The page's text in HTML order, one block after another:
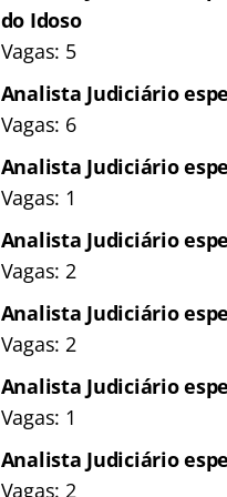
do Idoso
Vagas: 5
Analista Judiciário
Vagas: 6
Analista Judiciário
Vagas: 1
Analista Judiciário
Vagas: 2
Analista Judiciário
Vagas: 2
Analista Judiciário
Vagas: 1
Analista Judiciário
Vagas: 2